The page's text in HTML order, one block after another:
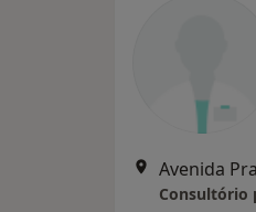
Avenida
Consultório